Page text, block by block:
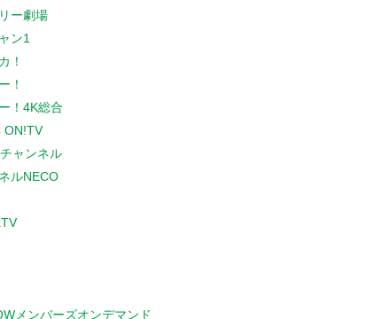
ー劇場
ン1
！
！
！4K総合
ON!TV
ャンネル
ルNECO
メンバーズオンデマンド